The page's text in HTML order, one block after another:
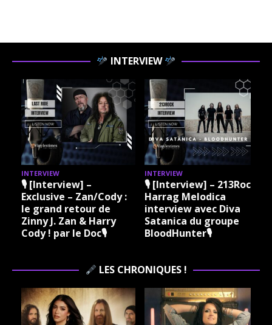
INTERVIEW
INTERVIEW
🎙 [Interview] –
Exclusive – Zan/Cody :
le grand retour de
Zinny J. Zan & Harry
Cody ! par le Doc🎙
INTERVIEW
🎙 [Interview] – 213Rock
Harrag Melodica
interview avec Diva
Satanica du groupe
BloodHunter🎙
LES CHRONIQUES !